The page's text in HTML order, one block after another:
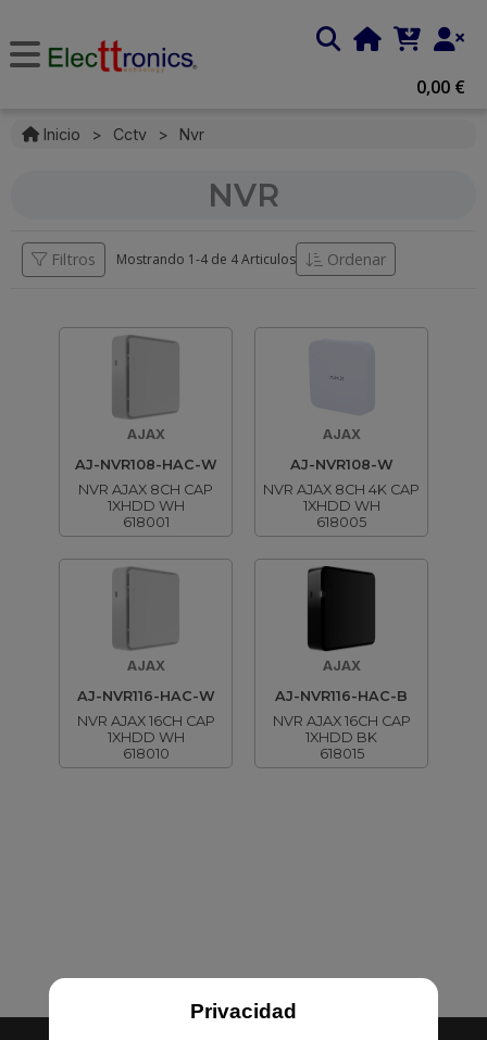
Privacidad
0,00 €
Inicio > Cctv > Nvr
NVR
Filtros Mostrando 1-4 de 4 Articulos Ordenar
AJAX
AJ-NVR108-HAC-W
NVR AJAX 8CH CAP
1XHDD WH
618001
AJAX
AJ-NVR108-W
NVR AJAX 8CH 4K CAP
1XHDD WH
618005
AJAX
AJ-NVR116-HAC-W
NVR AJAX 16CH CAP
1XHDD WH
618010
AJAX
AJ-NVR116-HAC-B
NVR AJAX 16CH CAP
1XHDD BK
618015